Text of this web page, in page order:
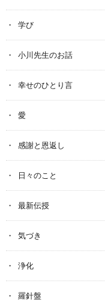
学び
小川先生のお話
幸せのひとり言
愛
感謝と恩返し
日々のこと
最新伝授
気づき
浄化
羅針盤